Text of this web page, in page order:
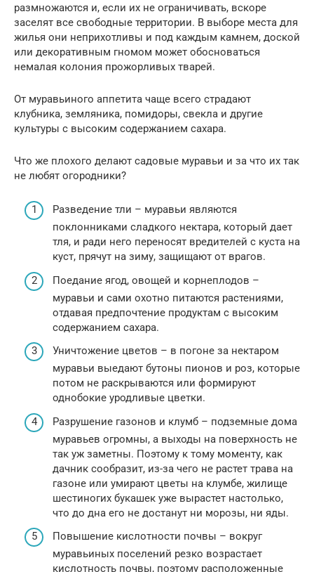
размножаются и, если их не ограничивать, вскоре
заселят все свободные территории. В выборе места для
жилья они неприхотливы и под каждым камнем, доской
или декоративным гномом может обосноваться
немалая колония прожорливых тварей.
От муравьиного аппетита чаще всего страдают
клубника, земляника, помидоры, свекла и другие
культуры с высоким содержанием сахара.
Что же плохого делают садовые муравьи и за что их так
не любят огородники?
Разведение тли – муравьи являются
поклонниками сладкого нектара, который дает
тля, и ради него переносят вредителей с куста на
куст, прячут на зиму, защищают от врагов.
Поедание ягод, овощей и корнеплодов –
муравьи и сами охотно питаются растениями,
отдавая предпочтение продуктам с высоким
содержанием сахара.
Уничтожение цветов – в погоне за нектаром
муравьи выедают бутоны пионов и роз, которые
потом не раскрываются или формируют
однобокие уродливые цветки.
Разрушение газонов и клумб – подземные дома
муравьев огромны, а выходы на поверхность не
так уж заметны. Поэтому к тому моменту, как
дачник сообразит, из-за чего не растет трава на
газоне или умирают цветы на клумбе, жилище
шестиногих букашек уже вырастет настолько,
что до дна его не достанут ни морозы, ни яды.
Повышение кислотности почвы – вокруг
муравьиных поселений резко возрастает
кислотность почвы, поэтому расположенные